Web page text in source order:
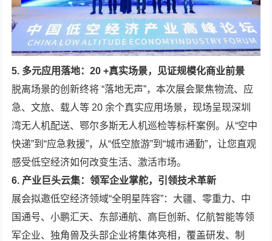
5. 多元应用落地：20 +真实场景，见证规模化商业前景
脱离场景的创新终将 “落地无声”，本次展会聚焦物流、应
急、文旅、载人等 20 余个真实应用场景，现场呈现深圳
湾无人机配送、鄂尔多斯无人机巡检等标杆案例。从“空中
快递”到“应急救援”，从“低空旅游”到“城市通勤”，让您直观
感受低空经济如何改变生活、激活市场。
6. 产业巨头云集：领军企业掌舵，引领技术革新
展会拟邀低空经济领域“全明星阵容”：大疆、零重力、中
国通号、小鹏汇天、东部通航、高巨创新、亿航智能等领
军企业、独角兽及头部企业将集体亮相，覆盖研发、制